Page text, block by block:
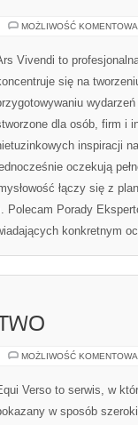
MOŻLIWOŚĆ
Vivendi to
się na
dla osób, firm i
inspiracji
oczekują
łączy się z
Polecam Porady
konkretnym
MOŻLIWOŚĆ
Verso to serwis, w
w sposób